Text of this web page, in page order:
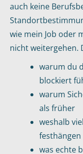
auch keine
wie mein Job oder
nicht weitergehen.
warum du
blockiert
warum
als früher
weshalb
festhängen
was echte